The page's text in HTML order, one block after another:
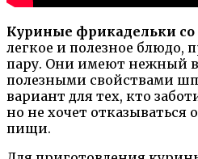
Куриные фрикадельки
легкое и полезное блюдо,
пару. Они имеют нежный
полезными свойствами
вариант для тех, кто
но не хочет отказываться
пищи.